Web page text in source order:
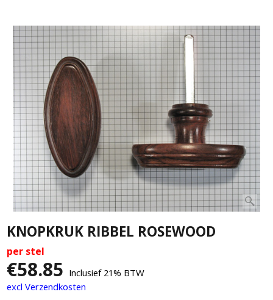
KNOPKRUK RIBBEL ROSEWOOD
per stel
€58.85 Inclusief 21% BTW
excl Verzendkosten